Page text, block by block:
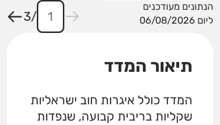
הנתונים מעודכנים
ליום 06/08/2026
/
3
תיאור המדד
המדד כולל איגרות חוב ישראליות
שקליות בריבית קבועה, שנפדות